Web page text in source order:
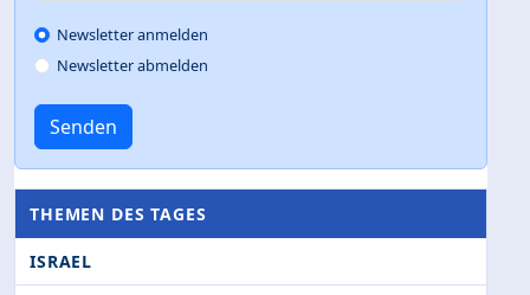
Newsletter anmelden
Newsletter abmelden
Senden
THEMEN DES TAGES
ISRAEL